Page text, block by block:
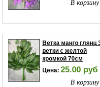
В
Ветка манго глянц
ветки с желтой
кромкой 70см
Цена: 25.00 руб
В